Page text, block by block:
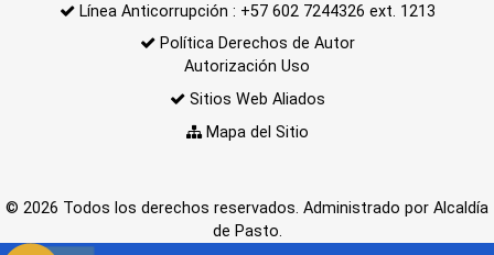
Línea Anticorrupción : +57 602 7244326 ext. 1213
Política Derechos de Autor
Autorización Uso
Sitios Web Aliados
Mapa del Sitio
© 2026 Todos los derechos reservados. Administrado por Alcaldía
de Pasto.